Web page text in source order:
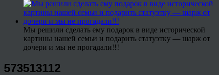
Мы решили сделать ему подарок в виде исторической
картины нашей семьи и подарить статуэтку — шарж от
дочери и мы не прогадали!!!
573513112